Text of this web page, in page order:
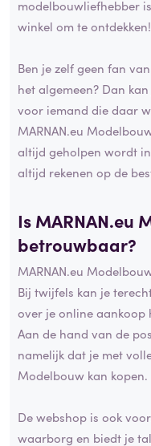
modelbouwliefhebber
winkel om te ontdekken!
Ben je zelf geen fan
het algemeen? Dan
voor iemand die daar
MARNAN.eu
altijd geholpen wordt
altijd rekenen op de
Is MARNAN.eu
betrouwbaar?
MARNAN.eu
Bij twijfels kan je
over je online aankoop
Aan de hand van de
namelijk dat je met
Modelbouw kan kopen.
De webshop is ook
waarborg en biedt je